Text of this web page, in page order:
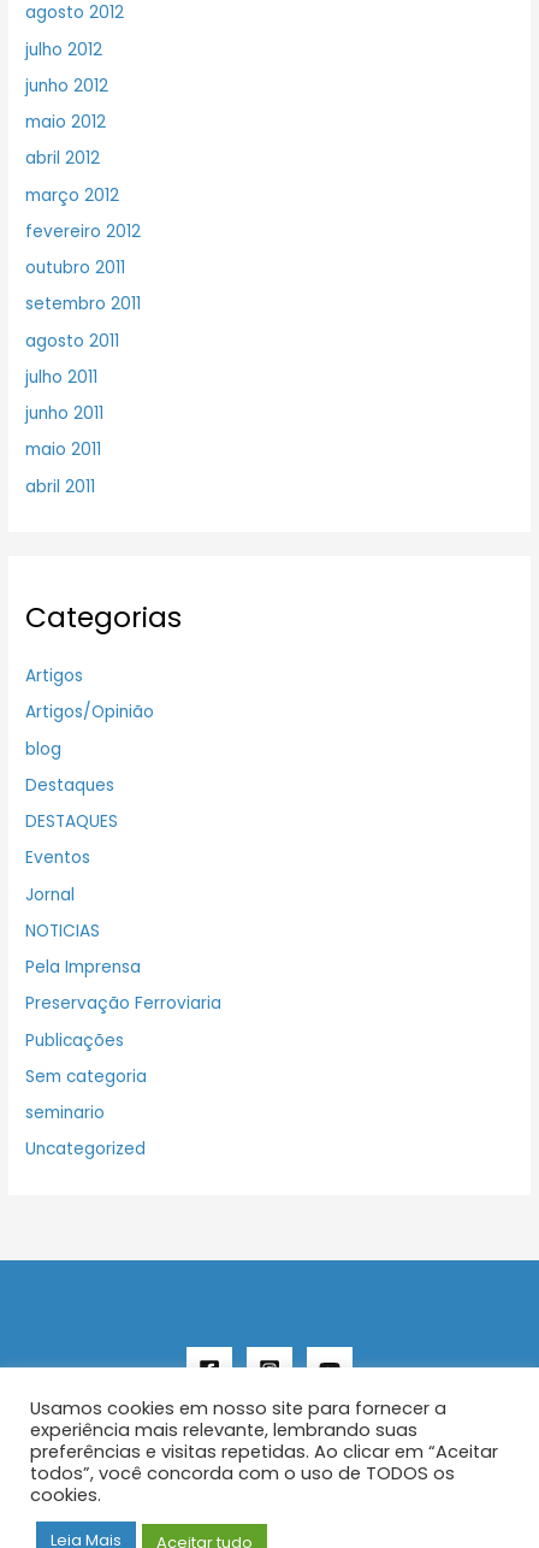
agosto 2012
julho 2012
junho 2012
maio 2012
abril 2012
março 2012
fevereiro 2012
outubro 2011
setembro 2011
agosto 2011
julho 2011
junho 2011
maio 2011
abril 2011
Categorias
Artigos
Artigos/Opinião
blog
Destaques
DESTAQUES
Eventos
Jornal
NOTICIAS
Pela Imprensa
Preservação Ferroviaria
Publicações
Sem categoria
seminario
Uncategorized
Copyright © 2026 AENFER
Construído por IurySan
Usamos cookies em nosso site para fornecer a
experiência mais relevante, lembrando suas
preferências e visitas repetidas. Ao clicar em “Aceitar
todos”, você concorda com o uso de TODOS os
cookies.
Leia Mais Aceitar tudo